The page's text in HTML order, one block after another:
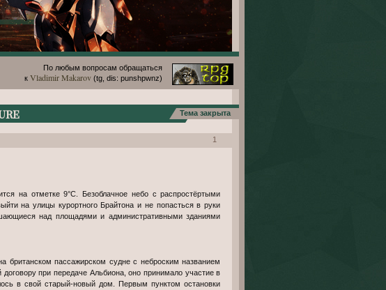
По любым вопросам обращаться
к Vladimir Makarov (tg, dis: punshpwnz)
Тема закрыта
1
на отметке 9°C. Безоблачное небо с распростёртыми
на улицы курортного Брайтона и не попасться в руки
над площадями и административными зданиями
британском пассажирском судне с неброским названием
при передаче Альбиона, оно принимало участие в
в свой старый-новый дом. Первым пунктом остановки